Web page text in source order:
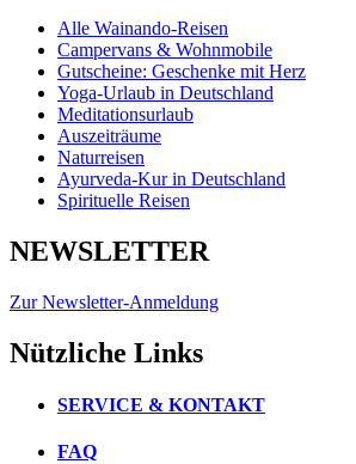
Alle Wainando-Reisen
Campervans & Wohnmobile
Gutscheine: Geschenke mit Herz
Yoga-Urlaub in Deutschland
Meditationsurlaub
Auszeiträume
Naturreisen
Ayurveda-Kur in Deutschland
Spirituelle Reisen
NEWSLETTER
Zur Newsletter-Anmeldung
Nützliche Links
SERVICE & KONTAKT
FAQ